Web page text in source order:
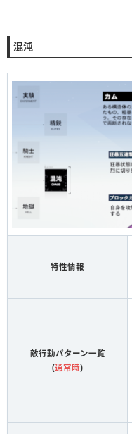
混沌
特性情報
敵行動パターン一覧
(通常時)